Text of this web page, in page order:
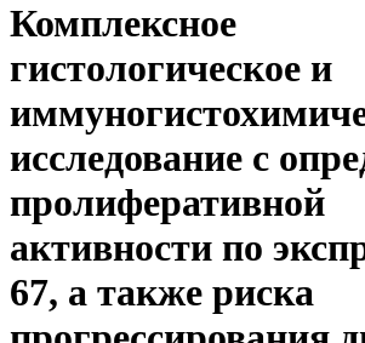
Комплексное
гистологическое и
исследование с
пролиферативной
активности по
67, а также риска